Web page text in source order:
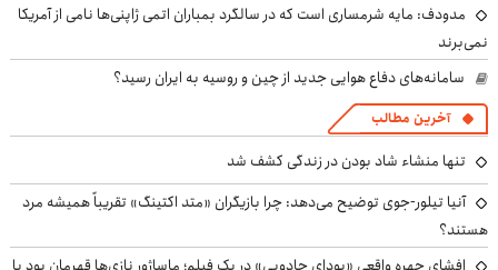
مدودف: مایه شرمساری است که در سالگرد بمباران اتمی ژاپنی‌ها نامی از آمریکا
نمی‌برند
سامانه‌های دفاع هوایی جدید از چین و روسیه به ایران رسید؟
آخرین مطالب
تنها منشاء شاد بودن در زندگی کشف شد
آنیا تیلور-جوی توضیح می‌دهد: چرا بازیگران «متد اکتینگ» تقریباً همیشه مرد
هستند؟
افشای چهره واقعی «بودای جادویی» در یک فیلم؛ ماساژور نازی‌ها قهرمان بود یا